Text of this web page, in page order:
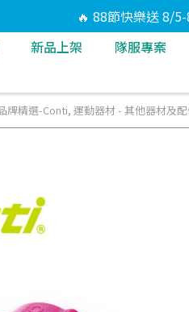
🔥 88節快樂送 8/
新品上架 隊服專案
牌精選-Conti, 運動器材 - 其他器材及